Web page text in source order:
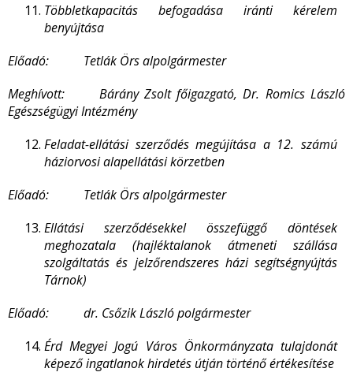
Többletkapacitás befogadása iránti kérelem
benyújtása
Előadó: Tetlák Örs alpolgármester
Meghívott: Bárány Zsolt főigazgató, Dr. Romics László
Egészségügyi Intézmény
Feladat-ellátási szerződés megújítása a 12. számú
háziorvosi alapellátási körzetben
Előadó: Tetlák Örs alpolgármester
Ellátási szerződésekkel összefüggő döntések
meghozatala (hajléktalanok átmeneti szállása
szolgáltatás és jelzőrendszeres házi segítségnyújtás
Tárnok)
Előadó: dr. Csőzik László polgármester
Érd Megyei Jogú Város Önkormányzata tulajdonát
képező ingatlanok hirdetés útján történő értékesítése